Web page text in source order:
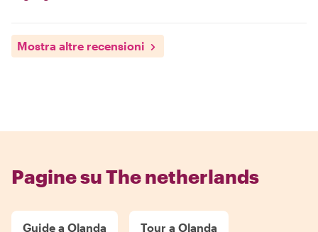
Mostra altre recensioni
Pagine su The netherlands
Guide a Olanda Tour a Olanda